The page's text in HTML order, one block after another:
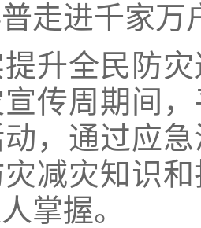
走进千家万
升全民防
传周期间
， 通过应
减灾知识
掌握。